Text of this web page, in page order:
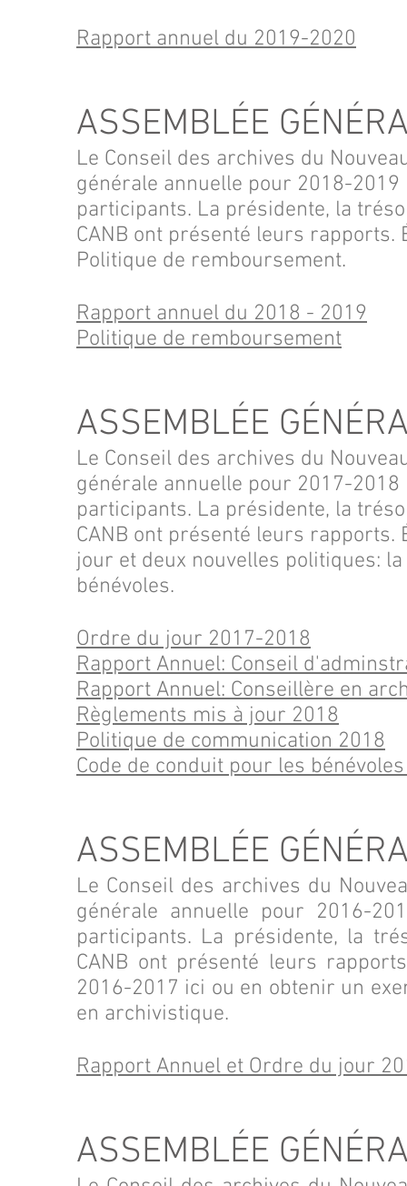
Rapport annuel du 2019-2020
ASSEMBLÉE
Le Conseil des archives du
générale annuelle pour 2018-
participants. La présidente, la
CANB ont présenté leurs
Politique de remboursement.
Rapport annuel du 2018 - 2019
Politique de remboursement
ASSEMBLÉE
Le Conseil des archives du
générale annuelle pour 2017-
participants. La présidente, la
CANB ont présenté leurs
jour et deux nouvelles politiques:
bénévoles.
Ordre du jour 2017-2018
Rapport Annuel: Conseil
Rapport Annuel: Conseillère en
Règlements mis à jour 2018
Politique de communication 2018
Code de conduit pour les
ASSEMBLÉE
Le Conseil des archives du
générale annuelle pour 2016-
participants. La présidente, la
CANB ont présenté leurs
2016-2017 ici ou en obtenir un
en archivistique.
Rapport Annuel et Ordre du jour
ASSEMBLÉE